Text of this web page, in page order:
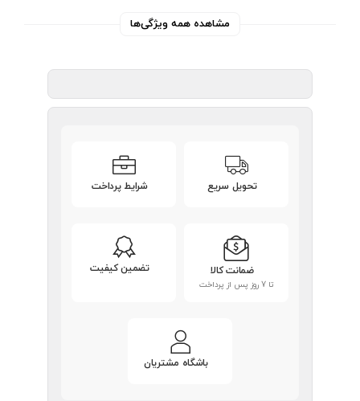
مشاهده همه ویژگی‌ها
تحویل سریع شرایط پرداخت
ضمانت کالا
تا 7 روز پس از پرداخت
تضمین کیفیت
باشگاه مشتریان